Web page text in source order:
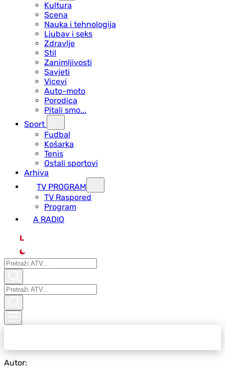
Kultura
Scena
Nauka i tehnologija
Ljubav i seks
Zdravlje
Stil
Zanimljivosti
Savjeti
Vicevi
Auto-moto
Porodica
Pitali smo...
Sport
Fudbal
Košarka
Tenis
Ostali sportovi
Arhiva
TV PROGRAM
ТV Raspored
Program
A RADIO
L
Autor: